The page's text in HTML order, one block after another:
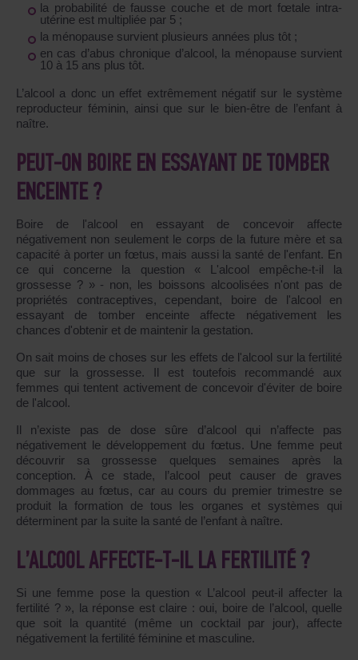
la probabilité de fausse couche et de mort fœtale intra-
utérine est multipliée par 5 ;
la ménopause survient plusieurs années plus tôt ;
en cas d’abus chronique d’alcool, la ménopause survient
10 à 15 ans plus tôt.
L’alcool a donc un effet extrêmement négatif sur le système
reproducteur féminin, ainsi que sur le bien-être de l’enfant à
naître.
PEUT-ON BOIRE EN ESSAYANT DE TOMBER
ENCEINTE ?
Boire de l'alcool en essayant de concevoir affecte
négativement non seulement le corps de la future mère et sa
capacité à porter un fœtus, mais aussi la santé de l'enfant. En
ce qui concerne la question « L'alcool empêche-t-il la
grossesse ? » - non, les boissons alcoolisées n'ont pas de
propriétés contraceptives, cependant, boire de l'alcool en
essayant de tomber enceinte affecte négativement les
chances d'obtenir et de maintenir la gestation.
On sait moins de choses sur les effets de l'alcool sur la fertilité
que sur la grossesse. Il est toutefois recommandé aux
femmes qui tentent activement de concevoir d'éviter de boire
de l'alcool.
Il n’existe pas de dose sûre d’alcool qui n’affecte pas
négativement le développement du fœtus. Une femme peut
découvrir sa grossesse quelques semaines après la
conception. À ce stade, l’alcool peut causer de graves
dommages au fœtus, car au cours du premier trimestre se
produit la formation de tous les organes et systèmes qui
déterminent par la suite la santé de l’enfant à naître.
L’ALCOOL AFFECTE-T-IL LA FERTILITÉ ?
Si une femme pose la question « L’alcool peut-il affecter la
fertilité ? », la réponse est claire : oui, boire de l’alcool, quelle
que soit la quantité (même un cocktail par jour), affecte
négativement la fertilité féminine et masculine.